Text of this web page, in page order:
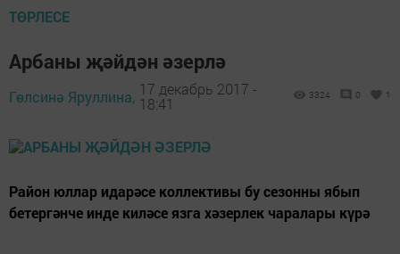
ТӨРЛЕСЕ
Арбаны җәйдән әзерлә
Гөлсинә Яруллина, 17 декабрь 2017 -
18:41
3324 0 1
Район юллар идарәсе коллективы бу сезонны ябып
бетергәнче инде киләсе язга хәзерлек чаралары күрә